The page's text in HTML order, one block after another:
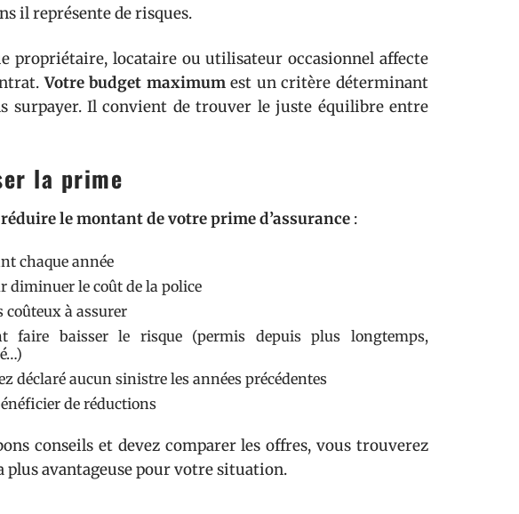
il représente de risques.
propriétaire, locataire ou utilisateur occasionnel affecte
Votre budget maximumest un critère déterminant
surpayer. Il convient de trouver le juste équilibre entre
la prime
réduire le montant de votre prime d’assurance :
chaque année
diminuer le coût de la police
à assurer
faire baisser le risque (permis depuis plus longtemps,
déclaré aucun sinistre les années précédentes
de réductions
conseils et devez comparer les offres, vous trouverez
avantageuse pour votre situation.